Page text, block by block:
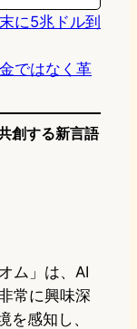
に5兆ドル到
ではなく革
創する新言語
ム」は、AI
常に興味深
を感知し、